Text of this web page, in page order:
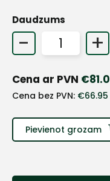
Daudzums
- +
Cena ar PVN €
Cena bez PVN: €66.95
Pievienot grozam